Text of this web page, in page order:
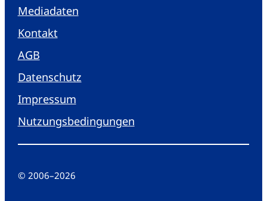
Mediadaten
Kontakt
AGB
Datenschutz
Impressum
Nutzungsbedingungen
© 2006–2026